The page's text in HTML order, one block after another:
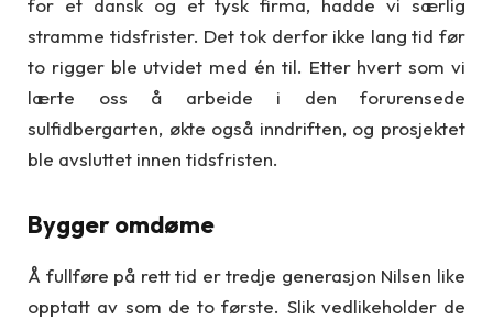
stramme tidsfrister. Det tok derfor ikke lang tid før
to rigger ble utvidet med én til. Etter hvert som vi
lærte oss å arbeide i den forurensede
sulfidbergarten, økte også inndriften, og prosjektet
ble avsluttet innen tidsfristen.
Bygger omdøme
Å fullføre på rett tid er tredje generasjon Nilsen like
opptatt av som de to første. Slik vedlikeholder de